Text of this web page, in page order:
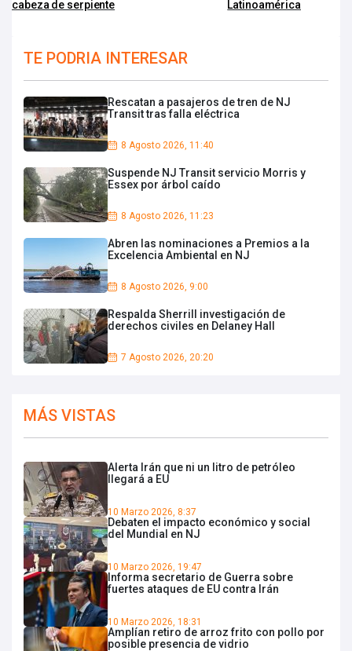
cabeza de serpiente Latinoamérica
TE PODRIA INTERESAR
Rescatan a pasajeros de tren de NJ
Transit tras falla eléctrica
8 Agosto 2026, 11:40
Suspende NJ Transit servicio Morris y
Essex por árbol caído
8 Agosto 2026, 11:23
Abren las nominaciones a Premios a la
Excelencia Ambiental en NJ
8 Agosto 2026, 9:00
Respalda Sherrill investigación de
derechos civiles en Delaney Hall
7 Agosto 2026, 20:20
MÁS VISTAS
Alerta Irán que ni un litro de petróleo
llegará a EU
10 Marzo 2026, 8:37
Debaten el impacto económico y social
del Mundial en NJ
10 Marzo 2026, 19:47
Informa secretario de Guerra sobre
fuertes ataques de EU contra Irán
10 Marzo 2026, 18:31
Amplían retiro de arroz frito con pollo por
posible presencia de vidrio